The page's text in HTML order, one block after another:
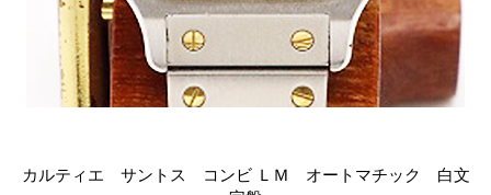
カルティエ サントス コンビ ＬＭ オートマチック 白文